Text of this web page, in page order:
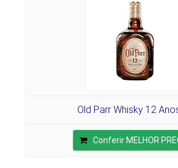
Old Parr Whisky 12
Conferir MELHOR